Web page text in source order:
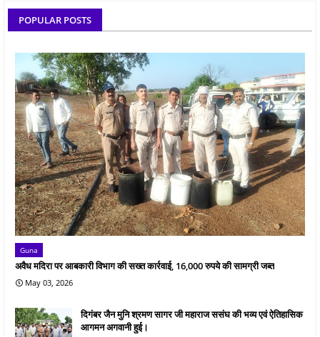
POPULAR POSTS
Guna
अवैध मदिरा पर आबकारी विभाग की सख्त कार्रवाई, 16,000 रुपये की सामग्री जब्त
May 03, 2026
दिगंबर जैन मुनि श्रमण सागर जी महाराज ससंघ की भव्य एवं ऐतिहासिक
आगमन अगवानी हुई।